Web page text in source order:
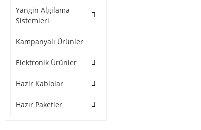
Yangin Algilama
Sistemleri
Kampanyalı Ürünler
Elektronik Ürünler
Hazir Kablolar
Hazır Paketler